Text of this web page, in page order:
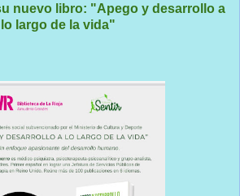
nuevo libro: "Apego y desarrollo a
lo largo de la vida"